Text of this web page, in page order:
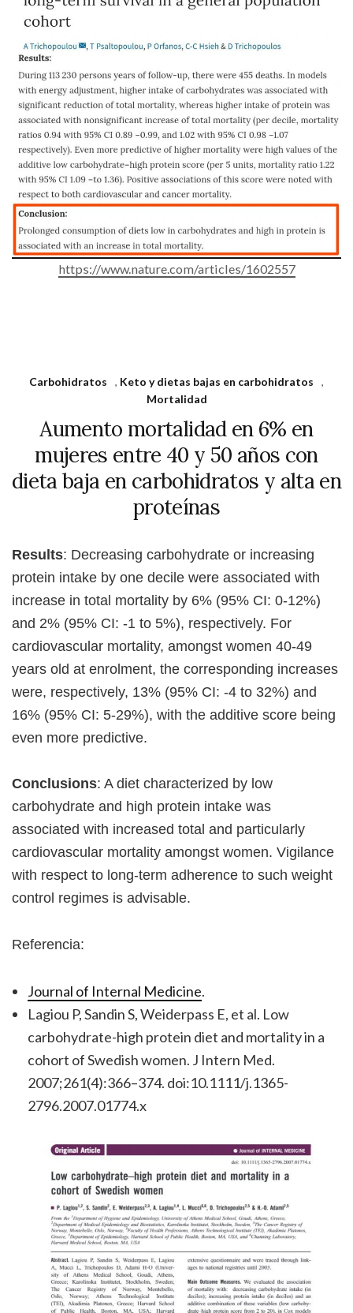
https://www.nature.com/articles/1602557
Carbohidratos , Keto y dietas bajas en carbohidratos
,
Mortalidad
Aumento mortalidad en 6% en
mujeres entre 40 y 50 años con
dieta baja en carbohidratos y alta en
proteínas
Results: Decreasing carbohydrate or increasing
protein intake by one decile were associated with
increase in total mortality by 6% (95% CI: 0-12%)
and 2% (95% CI: -1 to 5%), respectively. For
cardiovascular mortality, amongst women 40-49
years old at enrolment, the corresponding increases
were, respectively, 13% (95% CI: -4 to 32%) and
16% (95% CI: 5-29%), with the additive score being
even more predictive.
Conclusions: A diet characterized by low
carbohydrate and high protein intake was
associated with increased total and particularly
cardiovascular mortality amongst women. Vigilance
with respect to long-term adherence to such weight
control regimes is advisable.
Referencia:
Journal of Internal Medicine.
Lagiou P, Sandin S, Weiderpass E, et al. Low
carbohydrate-high protein diet and mortality in a
cohort of Swedish women. J Intern Med.
2007;261(4):366–374. doi:10.1111/j.1365-
2796.2007.01774.x